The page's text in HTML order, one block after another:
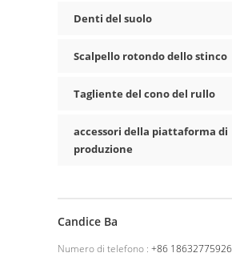
Denti del suolo
Scalpello rotondo dello stinco
Tagliente del cono del rullo
accessori della piattaforma di
produzione
Candice Ba
Numero di telefono : +86 18632775926